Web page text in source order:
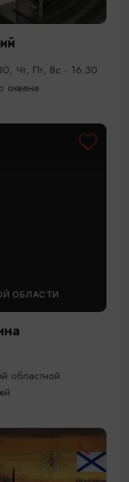
Чт, Пт, Вс - 16:30
океана
ОБЛАСТИ
областной